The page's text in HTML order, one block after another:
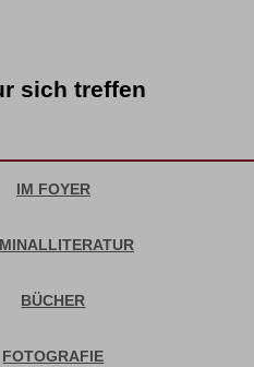
sich treffen
IM FOYER
BÜCHER
FOTOGRAFIE